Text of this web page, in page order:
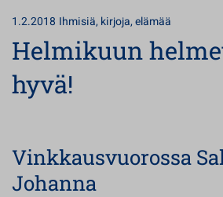
1.2.2018 Ihmisiä, kirjoja, elämää
Helmikuun
hyvä!
Vinkkausvuorossa
Johanna